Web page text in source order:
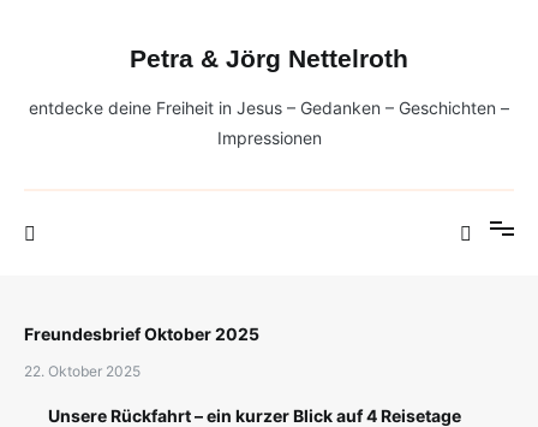
Petra & Jörg Nettelroth
entdecke deine Freiheit in Jesus – Gedanken – Geschichten –
Impressionen
Freundesbrief Oktober 2025
22. Oktober 2025
Unsere Rückfahrt – ein kurzer Blick auf 4 Reisetage